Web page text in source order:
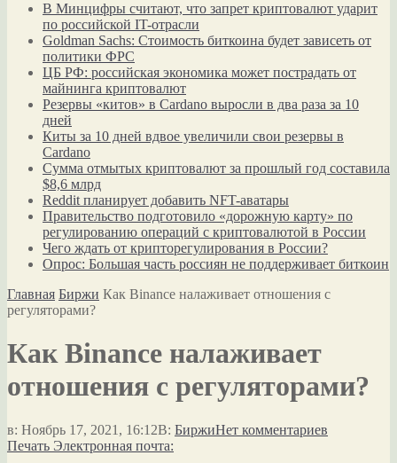
В Минцифры считают, что запрет криптовалют ударит
по российской IT-отрасли
Goldman Sachs: Стоимость биткоина будет зависеть от
политики ФРС
ЦБ РФ: российская экономика может пострадать от
майнинга криптовалют
Резервы «китов» в Cardano выросли в два раза за 10
дней
Киты за 10 дней вдвое увеличили свои резервы в
Cardano
Сумма отмытых криптовалют за прошлый год составила
$8,6 млрд
Reddit планирует добавить NFT-аватары
Правительство подготовило «дорожную карту» по
регулированию операций с криптовалютой в России
Чего ждать от крипторегулирования в России?
Опрос: Большая часть россиян не поддерживает биткоин
Главная Биржи Как Binance налаживает отношения с
регуляторами?
Как Binance налаживает
отношения с регуляторами?
в: Ноябрь 17, 2021, 16:12В: БиржиНет комментариев
Печать Электронная почта: